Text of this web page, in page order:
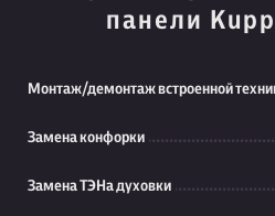
панели
Монтаж/демонтаж встроенной
Замена конфорки
Замена ТЭНа духовки